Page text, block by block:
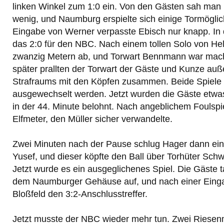
linken Winkel zum 1:0 ein. Von den Gästen sah
wenig, und Naumburg erspielte sich einige
Eingabe von Werner verpasste Ebisch nur knapp. In
das 2:0 für den NBC. Nach einem tollen Solo von
zwanzig Metern ab, und Torwart Bennmann war
später prallten der Torwart der Gäste und Kunze
Strafraums mit den Köpfen zusammen. Beide Spiele
ausgewechselt werden. Jetzt wurden die Gäste
in der 44. Minute belohnt. Nach angeblichem
Elfmeter, den Müller sicher verwandelte.
Zwei Minuten nach der Pause schlug Hager dann
Yusef, und dieser köpfte den Ball über Torhüter
Jetzt wurde es ein ausgeglichenes Spiel. Die Gäste
dem Naumburger Gehäuse auf, und nach einer
Bloßfeld den 3:2-Anschlusstreffer.
Jetzt musste der NBC wieder mehr tun. Zwei